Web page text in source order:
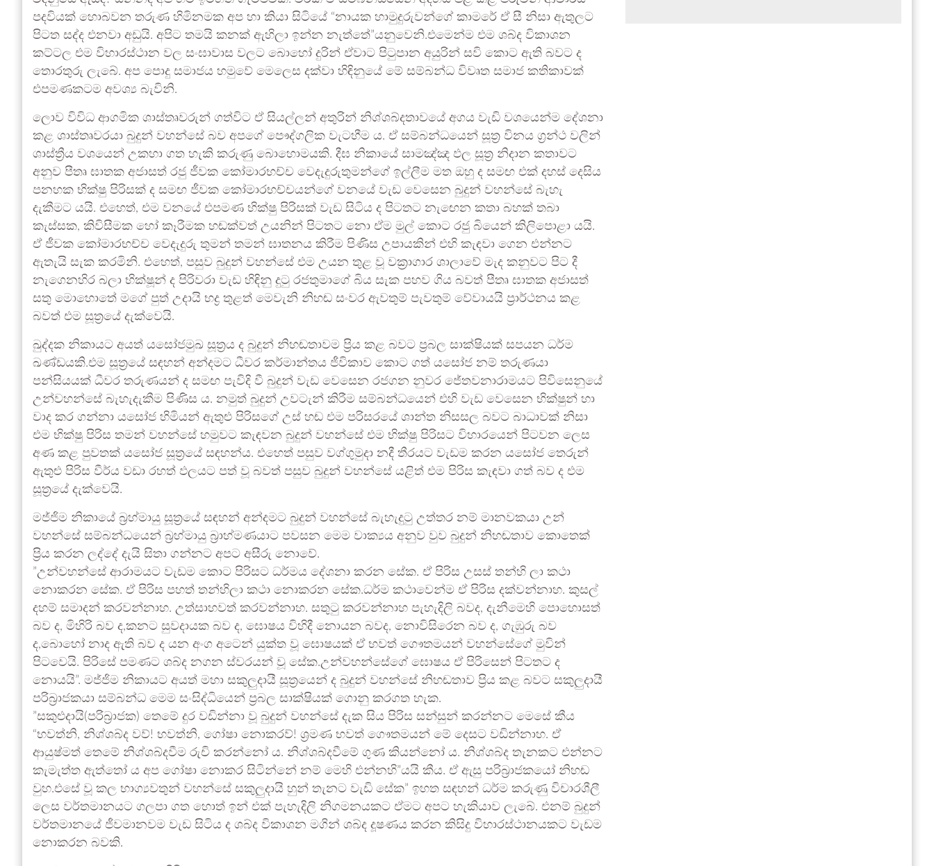
පදවියක් හොබවන තරුණ හිමිනමක අප හා කියා සිටියේ “නායක හාමුදුරුවන්ගේ කාමරේ ඒ සී නිසා ඇතුලට
පිටත සද්ද එනවා අඩුයි. අපිට තමයි කනක් ඇහිලා ඉන්න නැත්තේ”යනුවෙනි.එමෙන්ම එම ශබ්ද විකාශන
කට්ටල එම විහාරස්ථාන වල සංඝාවාස වලට බොහෝ දුරින් ඒවාට පිටුපාන අයුරින් සවි කොට ඇති බවට ද
තොරතුරු ලැබේ. අප පොදු සමාජය හමුවේ මෙලෙස දක්වා හිඳිනුයේ මේ සම්බන්ධ විවෘත සමාජ කතිකාවක්
එපමණකටම අවශ්‍ය බැවිනි.
ලොව විවිධ ආගමික ශාස්තෘවරුන් ගත්විට ඒ සියල්ලන් අතුරින් නිශ්ශබ්දතාවයේ අගය වැඩි වශයෙන්ම දේශනා
කළ ශාස්තෘවරයා බුදුන් වහන්සේ බව අපගේ පෞද්ගලික වැටහීම ය. ඒ සම්බන්ධයෙන් සූත්‍ර විනය ග්‍රන්ථ වලින්
ශාස්ත්‍රීය වශයෙන් උකහා ගත හැකි කරුණු බොහොමයකි. දීඝ නිකායේ සාමඤ්ඤ ඵල සූත්‍ර නිදාන කතාවට
අනුව පීතෘ ඝාතක අජාසත් රජු ජීවක කෝමාරභච්ච වෙදැදුරුතුමන්ගේ ඉල්ලීම මත ඔහු ද සමඟ එක් දහස් දෙසිය
පනහක භික්ෂු පිරිසක් ද සමඟ ජීවක කෝමාරභච්චයන්ගේ වනයේ වැඩ වෙසෙන බුදුන් වහන්සේ බැහැ
දැකීමට යයි. එහෙත්, එම වනයේ එපමණ භික්ෂු පිරිසක් වැඩ සිටිය ද පිටතට නැඟෙන කතා බහක් තබා
කැස්සක, කිවිසීමක හෝ කෑරීමක හඬක්වත් උයනින් පිටතට නො ඒම මුල් කොට රජු බියෙන් කිලිපොළා යයි.
ඒ ජීවක කෝමාරභච්ච වෙදැදුරු තුමන් තමන් ඝාතනය කිරීම පිණිස උපායකින් එහි කැඳවා ගෙන එන්නට
ඇතැයි සැක කරමිනි. එහෙත්, පසුව බුදුන් වහන්සේ එම උයන තුළ වූ වක්‍රාගාර ශාලාවේ මැද කනුවට පිට දී
නැගෙනහිර බලා භික්ෂූන් ද පිරිවරා වැඩ හිඳිනු දුටු රජතුමාගේ බිය සැක පහව ගිය බවත් පීතෘ ඝාතක අජාසත්
සතු මොහොතේ මගේ පුත් උදායි භද්‍ර තුළත් මෙවැනි නිහඬ සංවර ඇවතුම් පැවතුම් වේවායයි ප්‍රාර්ථනය කළ
බවත් එම සූත්‍රයේ දැක්වෙයි.
ඛුද්දක නිකායට අයත් යසෝජමුඛ සූත්‍රය ද බුදුන් නිහඬතාවම ප්‍රිය කළ බවට ප්‍රබල සාක්ෂියක් සපයන ධර්ම
ඛණ්ඩයකි.එම සූත්‍රයේ සඳහන් අන්දමට ධීවර කර්මාන්තය ජීවිකාව කොට ගත් යසෝජ නම් තරුණයා
පන්සියයක් ධීවර තරුණයන් ද සමඟ පැවිදි වී බුදුන් වැඩ වෙසෙන රජගන නුවර ජේතවනාරාමයට පිවිසෙනුයේ
උන්වහන්සේ බැහැදැකීම පිණිස ය. නමුත් බුදුන් උවටැන් කිරීම සම්බන්ධයෙන් එහි වැඩ වෙසෙන භික්ෂුන් හා
වාද කර ගන්නා යසෝජ හිමියන් ඇතුළු පිරිසගේ උස් හඬ එම පරිසරයේ ශාන්ත නිසසල බවට බාධාවක් නිසා
එම භික්ෂු පිරිස තමන් වහන්සේ හමුවට කැඳවන බුදුන් වහන්සේ එම භික්ෂු පිරිසට විහාරයෙන් පිටවන ලෙස
අණ කළ පුවතක් යසෝජ සූත්‍රයේ සඳහන්ය. එහෙත් පසුව වග්ගුමුදා නදී තීරයට වැඩම කරන යසෝජ තෙරුන්
ඇතුළු පිරිස වීර්ය වඩා රහත් ඵලයට පත් වූ බවත් පසුව බුදුන් වහන්සේ යළිත් එම පිරිස කැඳවා ගත් බව ද එම
සූත්‍රයේ දැක්වෙයි.
මජ්ජිම නිකායේ බ්‍රහ්මායු සූත්‍රයේ සඳහන් අන්දමට බුදුන් වහන්සේ බැහැදුටු උත්තර නම් මානවකයා උන්
වහන්සේ සම්බන්ධයෙන් බ්‍රහ්මායු බ්‍රාහ්මණයාට පවසන මෙම වාක්‍යය අනුව වුව බුදුන් නිහඬතාව කොතෙක්
ප්‍රිය කරන ලද්දේ දැයි සිතා ගන්නට අපට අසීරු නොවේ.
”උන්වහන්සේ ආරාමයට වැඩම කොට පිරිසට ධර්මය දේශනා කරන සේක. ඒ පිරිස උසස් තන්හි ලා කථා
නොකරන සේක. ඒ පිරිස පහත් තන්හිලා කථා නොකරන සේක.ධර්ම කථාවෙන්ම ඒ පිරිස දක්වන්නාහ. කුසල්
දහම් සමාදන් කරවන්නාහ. උත්සාහවත් කරවන්නාහ. සතුටු කරවන්නාහ පැහැදිලි බවද, දැනීමෙහි පොහොසත්
බව ද, මිහිරි බව ද,කනට සුවදායක බව ද, ඝොෂය විහිදී නොයන බවද, නොවිසිරෙන බව ද, ගැඹුරු බව
ද,බොහෝ නාද ඇති බව ද යන අංග අටෙන් යුක්ත වූ ඝොෂයක් ඒ භවත් ගෞතමයන් වහන්සේගේ මුවින්
පිටවෙයි. පිරිසේ පමණට ශබ්ද නගන ස්වරයන් වූ සේක.උන්වහන්සේගේ ඝොෂය ඒ පිරිසෙන් පිටතට ද
නොයයි”. මජ්ජිම නිකායට අයත් මහා සකුලුදායී සූත්‍රයෙන් ද බුදුන් වහන්සේ නිහඬතාව ප්‍රිය කළ බවට සකුලුදායී
පරිබ්‍රාජකයා සම්බන්ධ මෙම සංසිද්ධියෙන් ප්‍රබල සාක්ෂියක් ගොනු කරගත හැක.
”සකුළුදායි(පරිබ්‍රාජක) තෙමේ දුර වඩින්නා වූ බුදුන් වහන්සේ දැක සිය පිරිස සන්සුන් කරන්නට මෙසේ කීය
“භවත්නි, නිශ්ශබ්ද වව්! භවත්නි, ගෝෂා නොකරව්! ශ්‍රමණ භවත් ගෞතමයන් මේ දෙසට වඩින්නාහ. ඒ
ආයුෂ්මත් තෙමේ නිශ්ශබ්දවීම රුචි කරන්නෝ ය. නිශ්ශබ්දවීමේ ගුණ කියන්නෝ ය. නිශ්ශබ්ද තැනකට එන්නට
කැමැත්ත ඇත්තෝ ය අප ගෝෂා නොකර සිටින්නේ නම් මෙහි එන්නහි”යයි කීය. ඒ ඇසු පරිබ්‍රාජකයෝ නිහඬ
වුහ.එසේ වූ කල භාග්‍යවතුන් වහන්සේ සකුලුදායි හුන් තැනට වැඩි සේක” ඉහත සඳහන් ධර්ම කරුණු විචාරශීලී
ලෙස වර්තමානයට ගලපා ගත හොත් ඉන් එක් පැහැදිලි නිගමනයකට ඒමට අපට හැකියාව ලැබේ. එනම් බුදුන්
වර්තමානයේ ජීවමානවම වැඩ සිටිය ද ශබ්ද විකාශන මගින් ශබ්ද දූෂණය කරන කිසිදු විහාරස්ථානයකට වැඩම
නොකරන බවකි.